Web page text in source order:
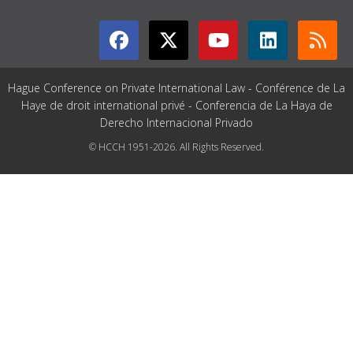
Hague Conference on Private International Law - Conférence de La
Haye de droit international privé - Conferencia de La Haya de
Derecho Internacional Privado
© HCCH 1951-2026. All Rights Reserved.